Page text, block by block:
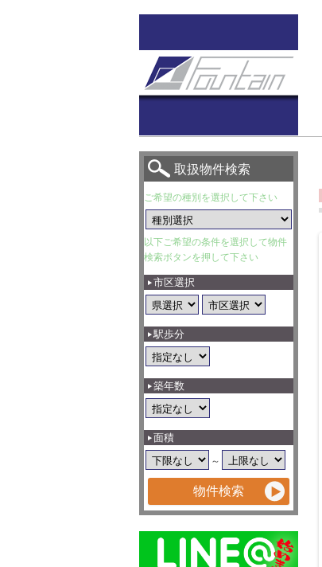
取扱物件検索
ご希望の種別を選択して下さい
以下ご希望の条件を選択して物件
検索ボタンを押して下さい
市区選択
駅歩分
築年数
面積
～